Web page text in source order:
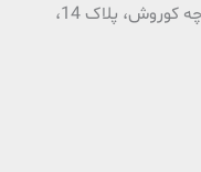
تهران، پاسداران، خیابان قبا، کوچه کوروش، پلاک 14،